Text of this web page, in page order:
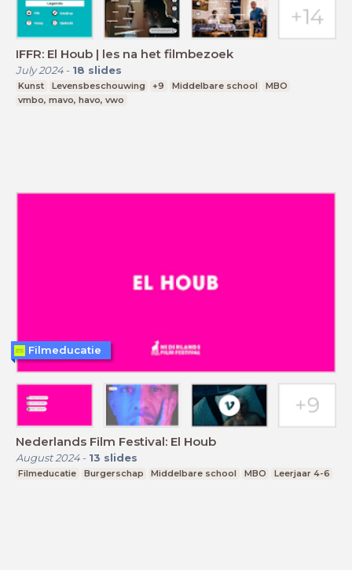
IFFR: El Houb | les na het filmbezoek
July 2024- 18 slides
Kunst Levensbeschouwing +9 Middelbare school
MBO
vmbo, mavo, havo, vwo
Nederlands Film Festival: El Houb
August 2024- 13 slides
Filmeducatie Burgerschap Middelbare school MBO Leerjaar 4-6
Filmeducatie